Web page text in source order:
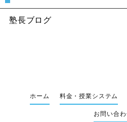
塾長ブログ
ホーム 料金・授業システム
お問い合